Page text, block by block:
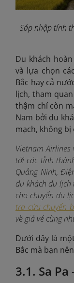
Sáp nhập tỉnh
Du khách
và lựa chọn
Bắc hay cả
lịch, tham
thậm chí còn
Nam bởi du
mạch, không bị
Vietnam
tới các tỉnh
Quảng Ninh,
du khách du lịch
cho chuyến du
tra cứu chuyến
về giá vé cùng
Dưới đây là
Bắc mà bạn
3.1. Sa